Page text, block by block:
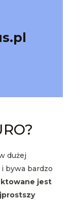
dużej
i bywa bardzo
jest